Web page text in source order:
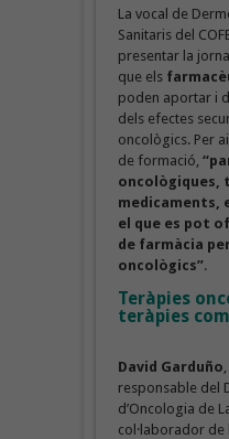
La vocal de
Sanitaris del
presentar la
que els
poden aportar i
dels efectes
oncològics. Per
de formació,
oncològiques,
medicaments,
el que es pot
de farmàcia
oncològics”.
Teràpies
teràpies
David Garduño
responsable del
d’Oncologia de
col·laborador de